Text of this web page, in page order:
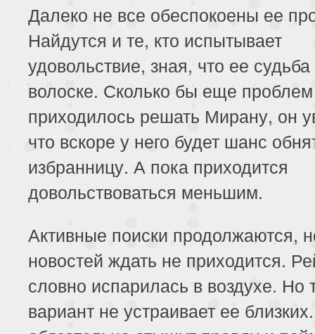
Далеко не все обеспокоены ее
Найдутся и те, кто испытывает
удовольствие, зная, что ее
волоске. Сколько бы еще
приходилось решать Мирану, он
что вскоре у него будет шанс
избранницу. А пока приходится
довольствоваться меньшим.
Активные поиски продолжаются,
новостей ждать не приходится.
словно испарилась в воздухе. Но
вариант не устраивает ее